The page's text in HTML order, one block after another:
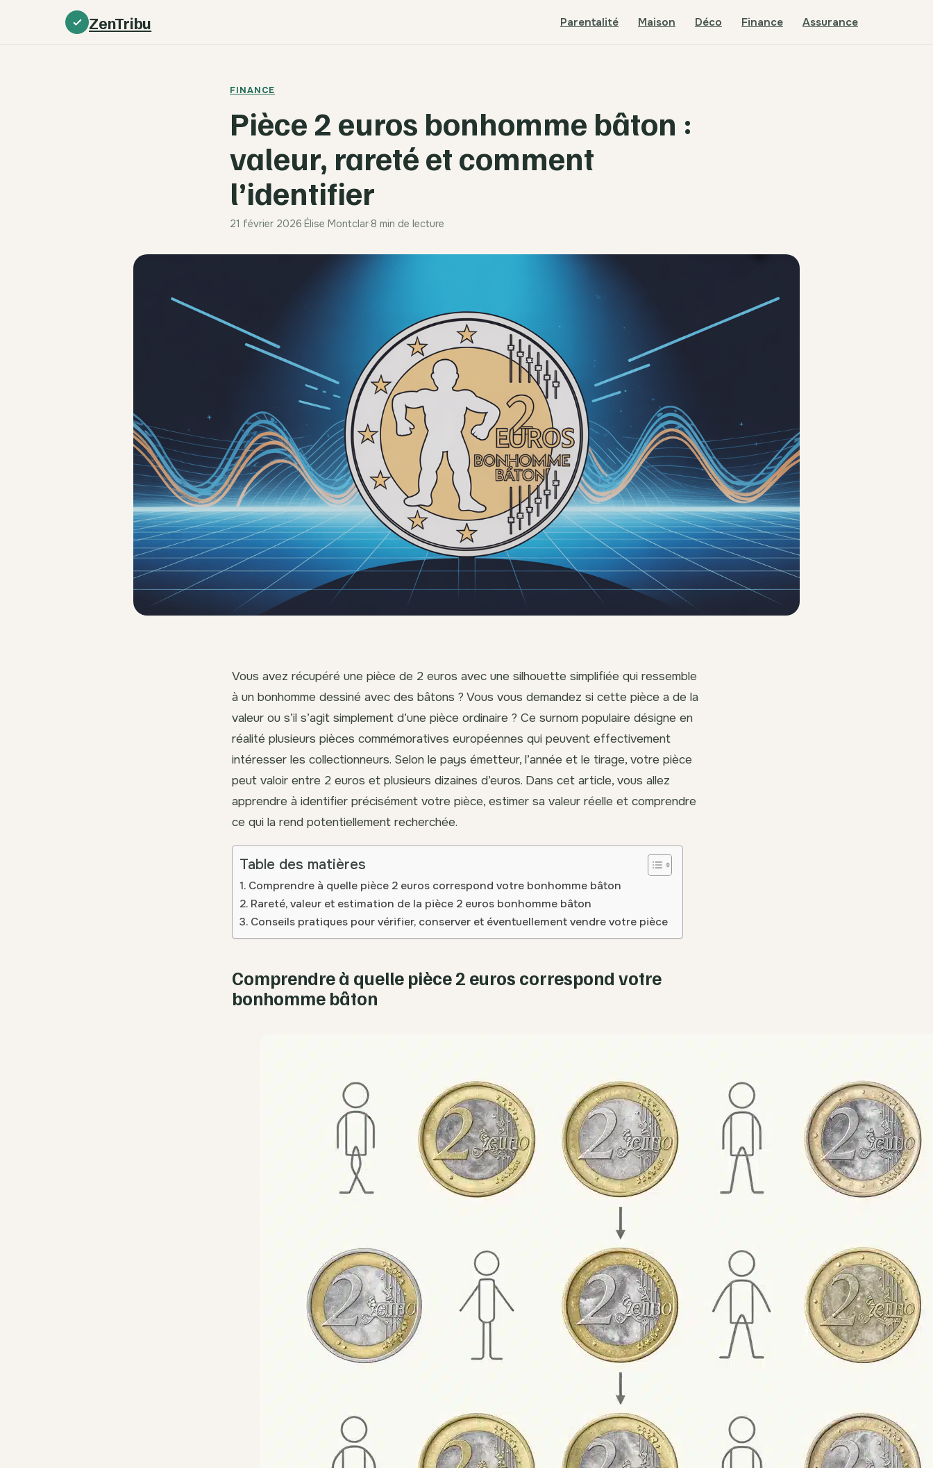
ZenTribu Parentalité Maison Déco Finance Assurance
FINANCE
Pièce 2 euros bonhomme bâton :
valeur, rareté et comment
l’identifier
21 février 2026·Élise Montclar·8 min de lecture
Vous avez récupéré une pièce de 2 euros avec une silhouette simplifiée qui ressemble
à un bonhomme dessiné avec des bâtons ? Vous vous demandez si cette pièce a de la
valeur ou s’il s’agit simplement d’une pièce ordinaire ? Ce surnom populaire désigne en
réalité plusieurs pièces commémoratives européennes qui peuvent effectivement
intéresser les collectionneurs. Selon le pays émetteur, l’année et le tirage, votre pièce
peut valoir entre 2 euros et plusieurs dizaines d’euros. Dans cet article, vous allez
apprendre à identifier précisément votre pièce, estimer sa valeur réelle et comprendre
ce qui la rend potentiellement recherchée.
Table des matières
Comprendre à quelle pièce 2 euros correspond votre bonhomme bâton
Rareté, valeur et estimation de la pièce 2 euros bonhomme bâton
Conseils pratiques pour vérifier, conserver et éventuellement vendre votre pièce
Comprendre à quelle pièce 2 euros correspond votre
bonhomme bâton